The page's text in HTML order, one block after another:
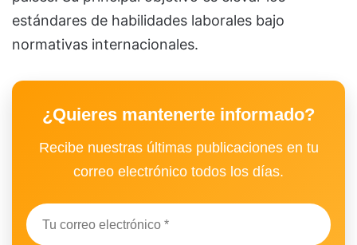
estándares de habilidades laborales bajo
normativas internacionales.
¿Quieres mantenerte informado?
Recibe nuestras últimas publicaciones en tu
correo electrónico todos los días.